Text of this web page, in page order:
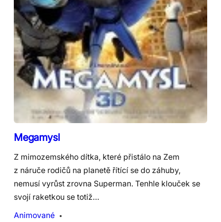
Megamysl
Z mimozemského dítka, které přistálo na Zem
z náruče rodičů na planetě řítící se do záhuby,
nemusí vyrůst zrovna Superman. Tenhle klouček se
svojí raketkou se totiž…
Animované